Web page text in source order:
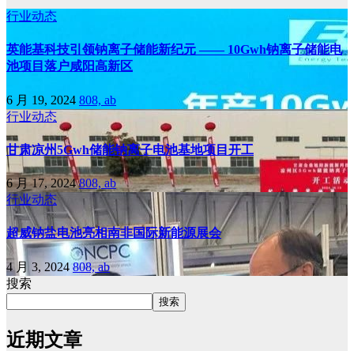
行业动态
英能基科技引领钠离子储能新纪元 —— 10Gwh钠离子储能电
池项目落户咸阳高新区
6 月 19, 2024 808, ab
行业动态
甘肃凉州5Gwh储能钠离子电池基地项目开工
6 月 17, 2024808, ab
行业动态
超威钠盐电池亮相南非国际新能源展会
4 月 3, 2024808, ab
搜索
搜索
近期文章